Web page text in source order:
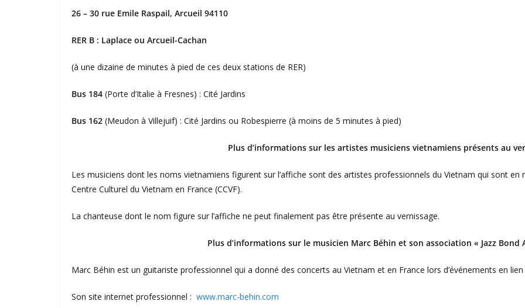
26 – 30 rue Emile Raspail, Arcueil 94110
RER B : Laplace ou Arcueil-Cachan
(à une dizaine de minutes à pied de ces deux stations de RER)
Bus 184 (Porte d’Italie à Fresnes) : Cité Jardins
Bus 162 (Meudon à Villejuif) : Cité Jardins ou Robespierre (à moins de 5 minutes à pied)
Plus d’informations sur les artistes musiciens vietnamiens présents au
Les musiciens dont les noms vietnamiens figurent sur l’affiche sont des artistes professionnels du Vietnam qui sont en
Centre Culturel du Vietnam en France (CCVF).
La chanteuse dont le nom figure sur l’affiche ne peut finalement pas être présente au vernissage.
Plus d’informations sur le musicien Marc Béhin et son association « Jazz Bond
Marc Béhin est un guitariste professionnel qui a donné des concerts au Vietnam et en France lors d’événements en
Son site internet professionnel : www.marc-behin.com